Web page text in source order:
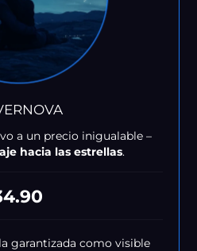
a un precio inigualable –
hacia las estrellas.
Precio
habitual
garantizada como visible